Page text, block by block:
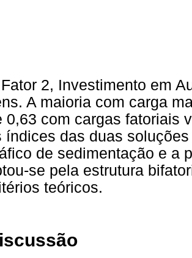
2, Investimento em
A maioria com carga
0,63 com cargas fatoriais
índices das duas
de sedimentação e a
se pela estrutura
teóricos.